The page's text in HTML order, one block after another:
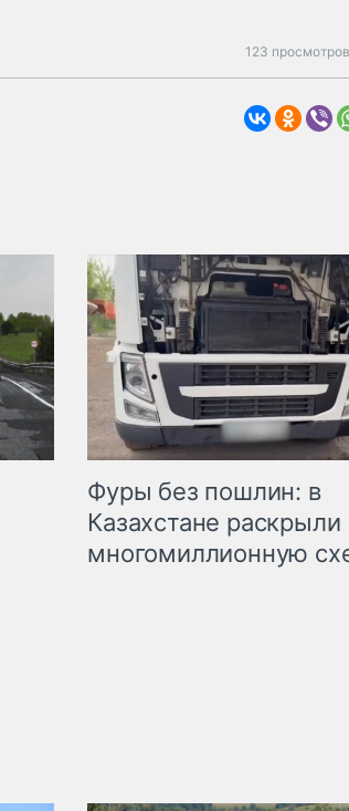
123
Фуры без пошлин: в
Казахстане раскрыли
многомиллионную